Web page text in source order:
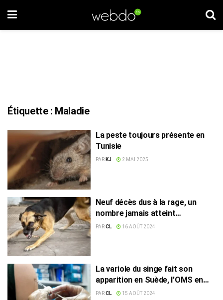
Étiquette : Maladie
La peste toujours présente en
Tunisie
PAR KJ 2 MAI 2025
Neuf décès dus à la rage, un
nombre jamais atteint
auparavant en Tunisie
PARCL 16 AOÛT 2024
La variole du singe fait son
apparition en Suède, l’OMS en
alerte mondiale
PARCL 15 AOÛT 2024